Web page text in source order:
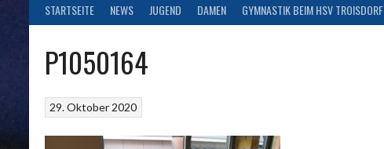
STARTSEITE NEWS JUGEND DAMEN GYMNASTIK BEIM HSV TROISDORF
P1050164
29. Oktober 2020